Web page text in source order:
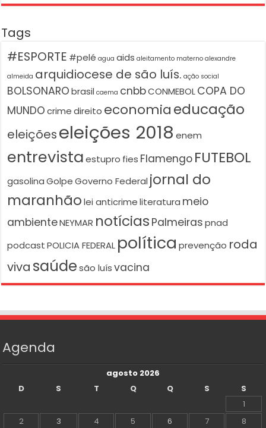
Tags
#ESPORTE #pelé agua aids aleitamento materno alexandre
almeida arquidiocese de são luís. ação social
BOLSONARO brasil caema cnbbCONMEBOLCOPA DO
MUNDO crime direito economiaeducação
eleiçõeseleições 2018 enem
entrevista estupro fies Flamengo FUTEBOL
gasolina Golpe Governo Federal jornal do
maranhão lei anticrime literatura meio
ambienteNEYMAR notícias Palmeiras pnad
podcast POLICIA FEDERAL política prevenção roda
viva saúde são luís vacina
Agenda
agosto 2026
D
S T Q Q S
S
1
2
3 4 5 6 7
8